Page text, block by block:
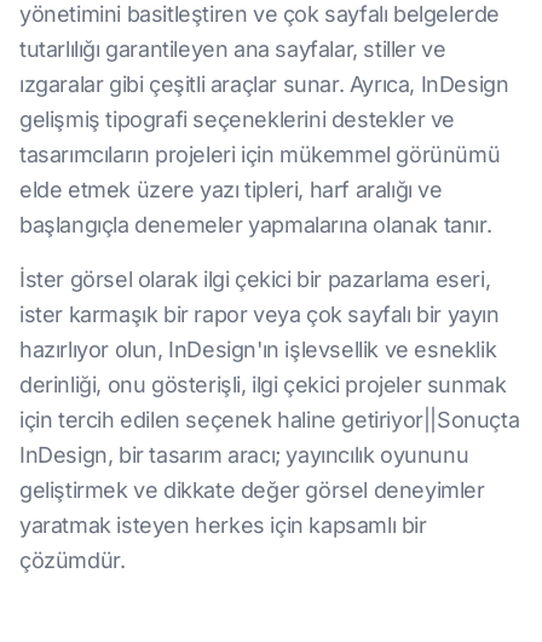
yönetimini basitleştiren ve çok sayfalı belgelerde
tutarlılığı garantileyen ana sayfalar, stiller ve
ızgaralar gibi çeşitli araçlar sunar. Ayrıca, InDesign
gelişmiş tipografi seçeneklerini destekler ve
tasarımcıların projeleri için mükemmel görünümü
elde etmek üzere yazı tipleri, harf aralığı ve
başlangıçla denemeler yapmalarına olanak tanır.
İster görsel olarak ilgi çekici bir pazarlama eseri,
ister karmaşık bir rapor veya çok sayfalı bir yayın
hazırlıyor olun, InDesign'ın işlevsellik ve esneklik
derinliği, onu gösterişli, ilgi çekici projeler sunmak
için tercih edilen seçenek haline getiriyor||Sonuçta
InDesign, bir tasarım aracı; yayıncılık oyununu
geliştirmek ve dikkate değer görsel deneyimler
yaratmak isteyen herkes için kapsamlı bir
çözümdür.